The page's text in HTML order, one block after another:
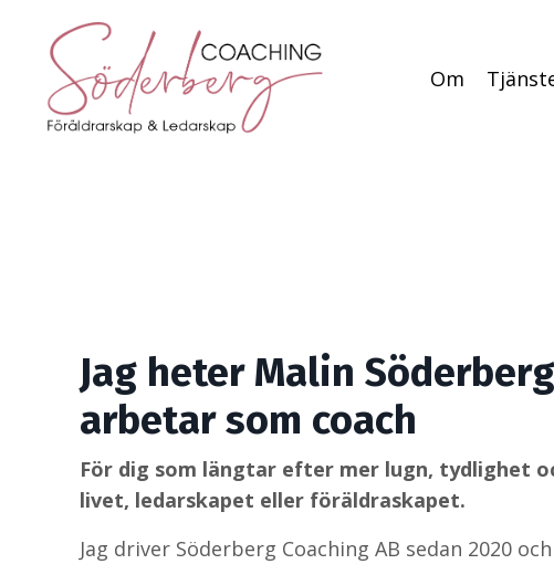
Om
Jag heter Malin
arbetar som coach
För dig som längtar efter mer lugn, tydlighet
livet, ledarskapet eller föräldraskapet.
Jag driver Söderberg Coaching AB sedan 2020